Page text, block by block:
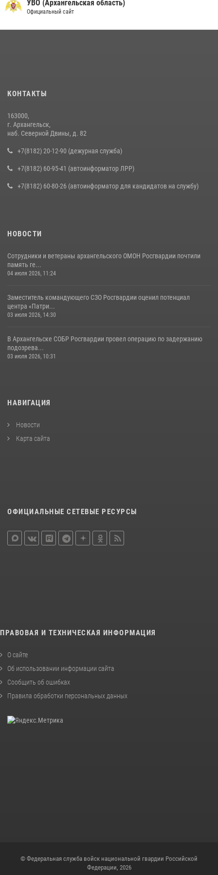
УВО (Архангельская область)
Официальный сайт
КОНТАКТЫ
163000,
г. Архангельск,
наб. Северной Двины, д. 82
+7(8182) 20-12-90 (дежурная служба)
+7(8182) 60-95-41 (автоинформатор ЛРР)
+7(8182) 60-80-26 (автоинформатор для кандидатов на службу)
НОВОСТИ
Сотрудники и ветераны архангельского ОМОН Росгвардии почтили
память ге...
04 июля 2026, 11:24
Заместитель командующего СЗО Росгвардии оценил потенциал
центра «Патри...
03 июля 2026, 14:30
В Архангельске СОБР Росгвардии провел операцию по задержанию
подозрева...
03 июля 2026, 10:31
НАВИГАЦИЯ
Новости
Карта сайта
ОФИЦИАЛЬНЫЕ СЕТЕВЫЕ РЕСУРСЫ
ПРАВОВАЯ И ТЕХНИЧЕСКАЯ ИНФОРМАЦИЯ
О сайте
Об использовании информации сайта
Сообщить об ошибках
Правила обработки персональных данных
© Федеральная служба войск национальной гвардии Российской
Федерации, 2026